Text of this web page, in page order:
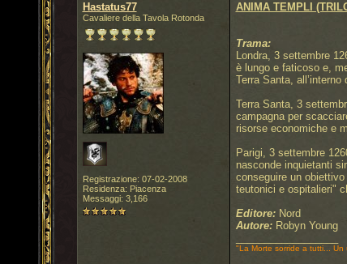
Hastatus77
Cavaliere della Tavola Rotonda
Registrazione: 07-02-2008
Residenza: Piacenza
Messaggi: 3,166
ANIMA TEMPLI
Trama:
Londra, 3 settembre
è lungo e faticoso e,
Terra Santa,
Terra Santa, 3
campagna per
risorse economiche e
Parigi, 3 settembre
nasconde inquietanti
conseguire un
teutonici e ospitalieri"
Editore:Nord
Autore:Robyn Young
"La Morte sorride a tutti...